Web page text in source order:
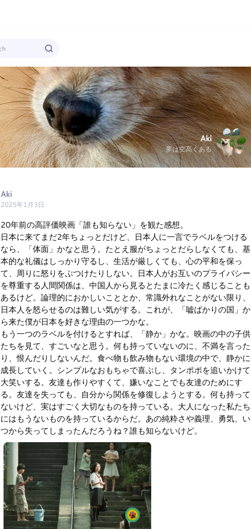
Aki
夢は空高くある
Aki
2025年1月3日
20年前の高評価映画「誰も知らない」を観た感想。
日本に来てまだ2年ちょっとだけど、日本人に一言でラベルをつける
なら、「体面」かなと思う。たとえ服がちょっとだらしなくても、基
本的な礼儀はしっかり守るし、生活が厳しくても、心の平和を保っ
て、周りに怒りをぶつけたりしない。日本人がお互いのプライバシー
を尊重する人間関係は、中国人から見るとたまに冷たく感じることも
あるけど。論理的におかしいこととか、常識外れなことがない限り、
日本人を怒らせるのは難しい気がする。これが、「嘘ばかりの国」か
ら来た僕が日本を好きな理由の一つかな。
もう一つのラベルを付けるとすれば、「静か」かな。映画の中の子供
たちを見て、すごいなと思う。何も持っていないのに、不満を言った
り、恨んだりしないんだ。食べ物も飲み物もない環境の中で、静かに
成長していく。シンプルなおもちゃで喜ぶし、タンポポを追いかけて
大笑いする。友達も作りやすくて、嫌いなことでも友達のためにす
る。友達を失っても、自分から関係を修復しようとする。何も持って
ないけど、実はすごく大切なものを持っている。大人になった私たち
にはもうないものを持っているからだ。あの純粋さや義理、勇気、い
つから失ってしまったんだろうね？誰も知らないけど。